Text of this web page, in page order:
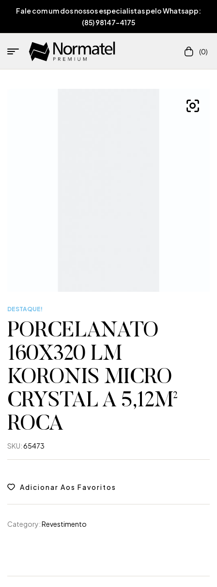
Fale com um dos nossos especialistas pelo Whatsapp:
(85) 98147-4175
(0)
DESTAQUE!
PORCELANATO
160X320 LM
KORONIS MICRO
CRYSTAL A 5,12M²
ROCA
SKU:65473
Adicionar Aos Favoritos
Category:Revestimento